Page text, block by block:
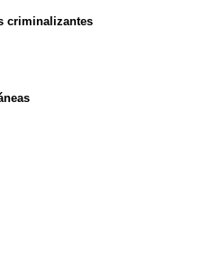
criminalizantes